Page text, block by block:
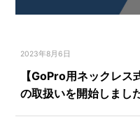
2023年8月6日
【GoPro用ネックレ
の取扱いを開始しまし